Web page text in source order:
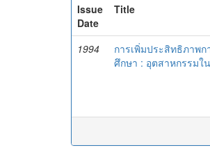
Issue
Date
Title
1994
การเพิ่มประสิทธิภาพ
ศึกษา : อุตสาหกรรมใ